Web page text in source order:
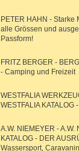
PETER HAHN - Starke
alle Grössen und
Passform!
FRITZ BERGER -
- Camping und Freizeit
WESTFALIA
WESTFALIA KATALOG
A.W. NIEMEYER - A.W.
KATALOG - DER
Wassersport,